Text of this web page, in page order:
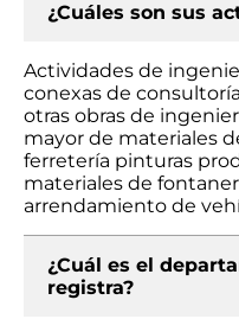
¿Cuáles son sus
Actividades de
conexas de
otras obras de
mayor de materiales
ferretería pinturas
materiales de
arrendamiento de
¿Cuál es el
registra?